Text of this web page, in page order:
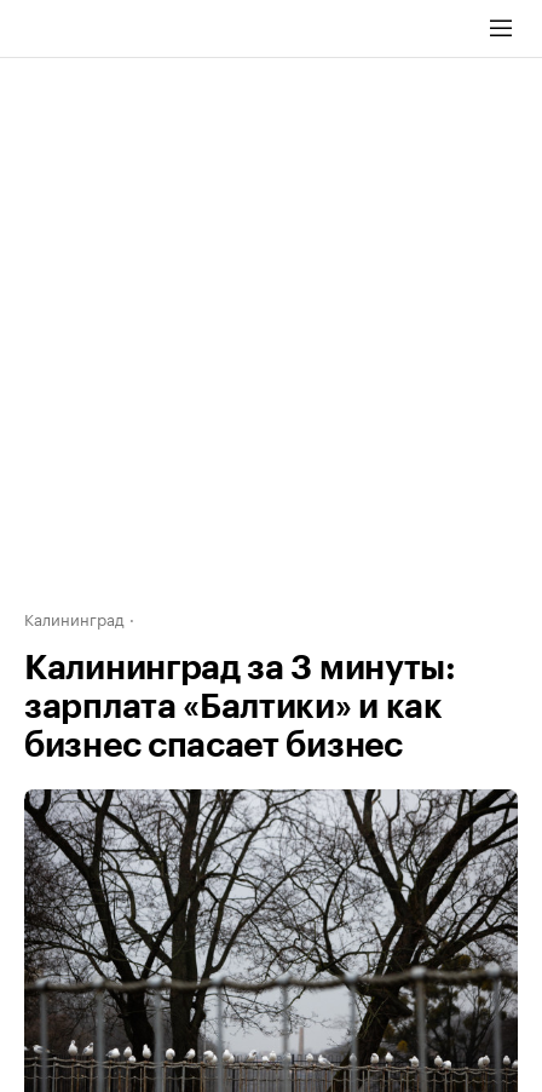
Калининград
Калининград за 3 минуты:
зарплата «Балтики» и как
бизнес спасает бизнес